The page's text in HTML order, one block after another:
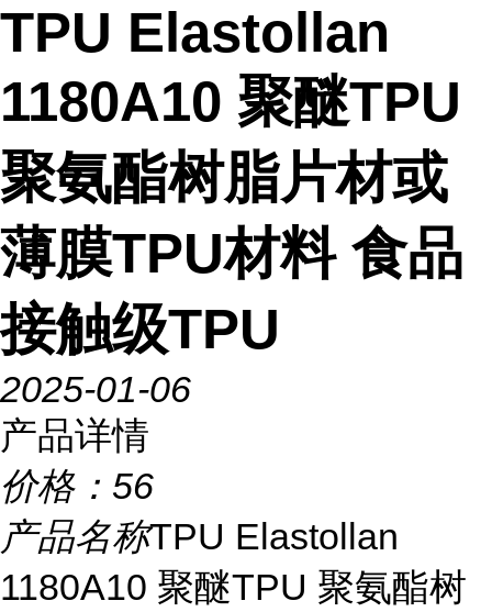
TPU Elastollan
1180A10 聚醚TPU
聚氨酯树脂片材或
薄膜TPU材料 食品
接触级TPU
2025-01-06
产品详情
价格： 56
产品名称TPU Elastollan
1180A10 聚醚TPU 聚氨酯树